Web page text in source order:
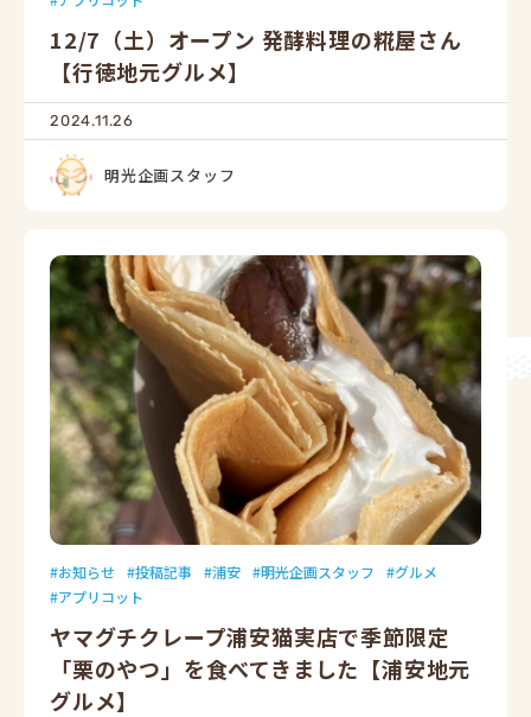
12/7（土）オープン 発酵料理の糀屋さん
【行徳地元グルメ】
2024.11.26
明光企画スタッフ
お知らせ 投稿記事 浦安 明光企画スタッフ
グルメ
アプリコット
ヤマグチクレープ浦安猫実店で季節限定
「栗のやつ」を食べてきました【浦安地元
グルメ】